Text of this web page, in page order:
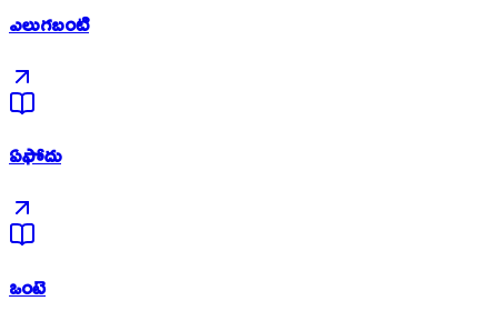
ఎలుగబంటి
ఏఫోదు
ఒంటె